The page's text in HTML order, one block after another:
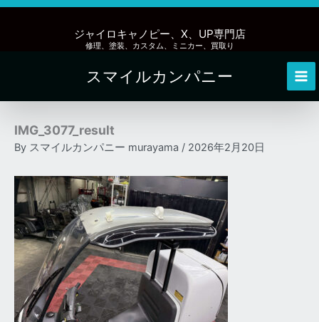
内
ッ
ジャイロキャノピー、X、UP専門店
修理、塗装、カスタム、ミニカー、買取り
スマイルカンパニー
IMG_3077_result
By スマイルカンパニー murayama / 2026年2月20日